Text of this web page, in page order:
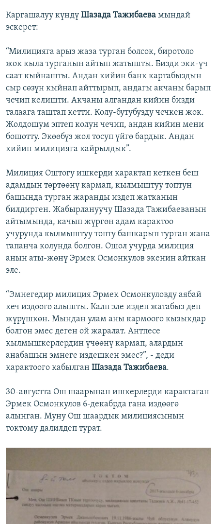
Каргашалуу күндү Шазада Тажибаева мындай
эскерет:
“Милицияга арыз жаза турган болсок, биротоло
жок кыла турганын айтып жатышты. Бизди эки-үч
саат кыйнашты. Андан кийин банк картабыздын
сыр сөзүн кыйнап айттырып, андагы акчаны барып
чечип келишти. Акчаны алгандан кийин бизди
талаага таштап кетти. Колу-бутубузду чечкен жок.
Жолдошум эптеп колун чечип, андан кийин мени
бошотту. Экөөбүз жол тосуп үйгө бардык. Андан
кийин милицияга кайрылдык”.
Милиция Оштогу ишкерди карактап кеткен беш
адамдын төртөөнү кармап, кылмыштуу топтун
башында турган жаранды издеп жатканын
билдирген. Жабырлануучу Шазада Тажибаеванын
айтымында, качып жүргөн адам карактоо
учурунда кылмыштуу топту башкарып турган жана
тапанча колунда болгон. Ошол учурда милиция
анын аты-жөнү Эрмек Осмонкулов экенин айткан
эле.
“Эмнегедир милиция Эрмек Осмонкуловду аябай
кеч издөөгө алышты. Калп эле издеп жатабыз деп
жүрүшкөн. Мындан улам аны кармоого кызыкдар
болгон эмес деген ой жаралат. Антпесе
кылмышкерлердин үчөөнү кармап, алардын
анабашын эмнеге издешкен эмес?”, - деди
карактоого кабылган Шазада Тажибаева.
30-августта Ош шаарынан ишкерлерди карактаган
Эрмек Осмонкулов 6-декабрда гана издөөгө
алынган. Муну Ош шаардык милициясынын
токтому далилдеп турат.